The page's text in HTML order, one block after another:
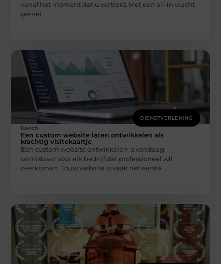
vanaf het moment dat u vertrekt. Met een all-in vlucht
geniet
DIENSTVERLENING
Beech
Een custom website laten ontwikkelen als
krachtig visitekaartje
Een custom website ontwikkelen is vandaag
onmisbaar voor elk bedrijf dat professioneel wil
overkomen. Jouw website is vaak het eerste